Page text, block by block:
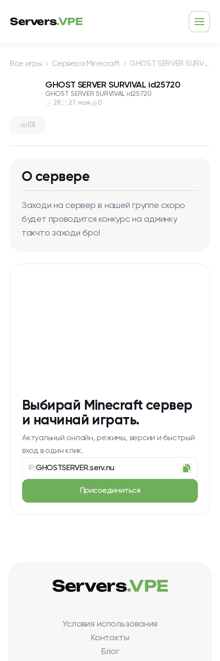
Servers.VPE
Все игры Сервера Minecraft GHOST SERVER SURVIVAL id25720
(0)
GHOST SERVER SURVIVAL id25720
GHOST SERVER SURVIVAL id25720
28
27 мая 0
О сервере
Заходи на сервер в нашей группе скоро
будет проводится конкурс на админку
такчто заходи бро!
Выбирай Minecraft сервер
и начинай играть.
Актуальный онлайн, режимы, версии и быстрый
вход в один клик.
IP:GHOSTSERVER.serv.nu
Присоединиться
Условия использования
Контакты
Блог
Servers.VPE